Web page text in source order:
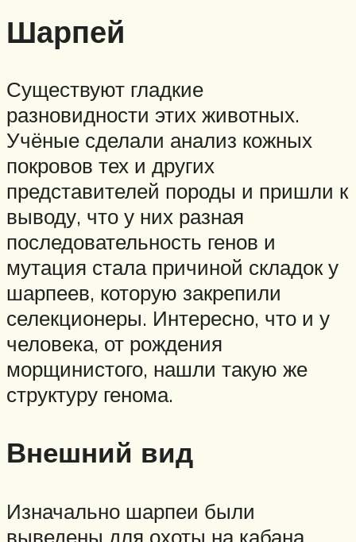
Шарпей
Существуют гладкие
разновидности этих животных.
Учёные сделали анализ кожных
покровов тех и других
представителей породы и пришли к
выводу, что у них разная
последовательность генов и
мутация стала причиной складок у
шарпеев, которую закрепили
селекционеры. Интересно, что и у
человека, от рождения
морщинистого, нашли такую же
структуру генома.
Внешний вид
Изначально шарпеи были
выведены для охоты на кабана.